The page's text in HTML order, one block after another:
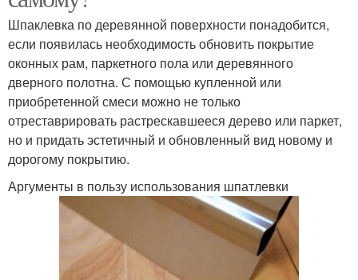
Шпаклевка по деревянной поверхности понадобится,
если появилась необходимость обновить покрытие
оконных рам, паркетного пола или деревянного
дверного полотна. С помощью купленной или
приобретенной смеси можно не только
отреставрировать растрескавшееся дерево или паркет,
но и придать эстетичный и обновленный вид новому и
дорогому покрытию.
Аргументы в пользу использования шпатлевки